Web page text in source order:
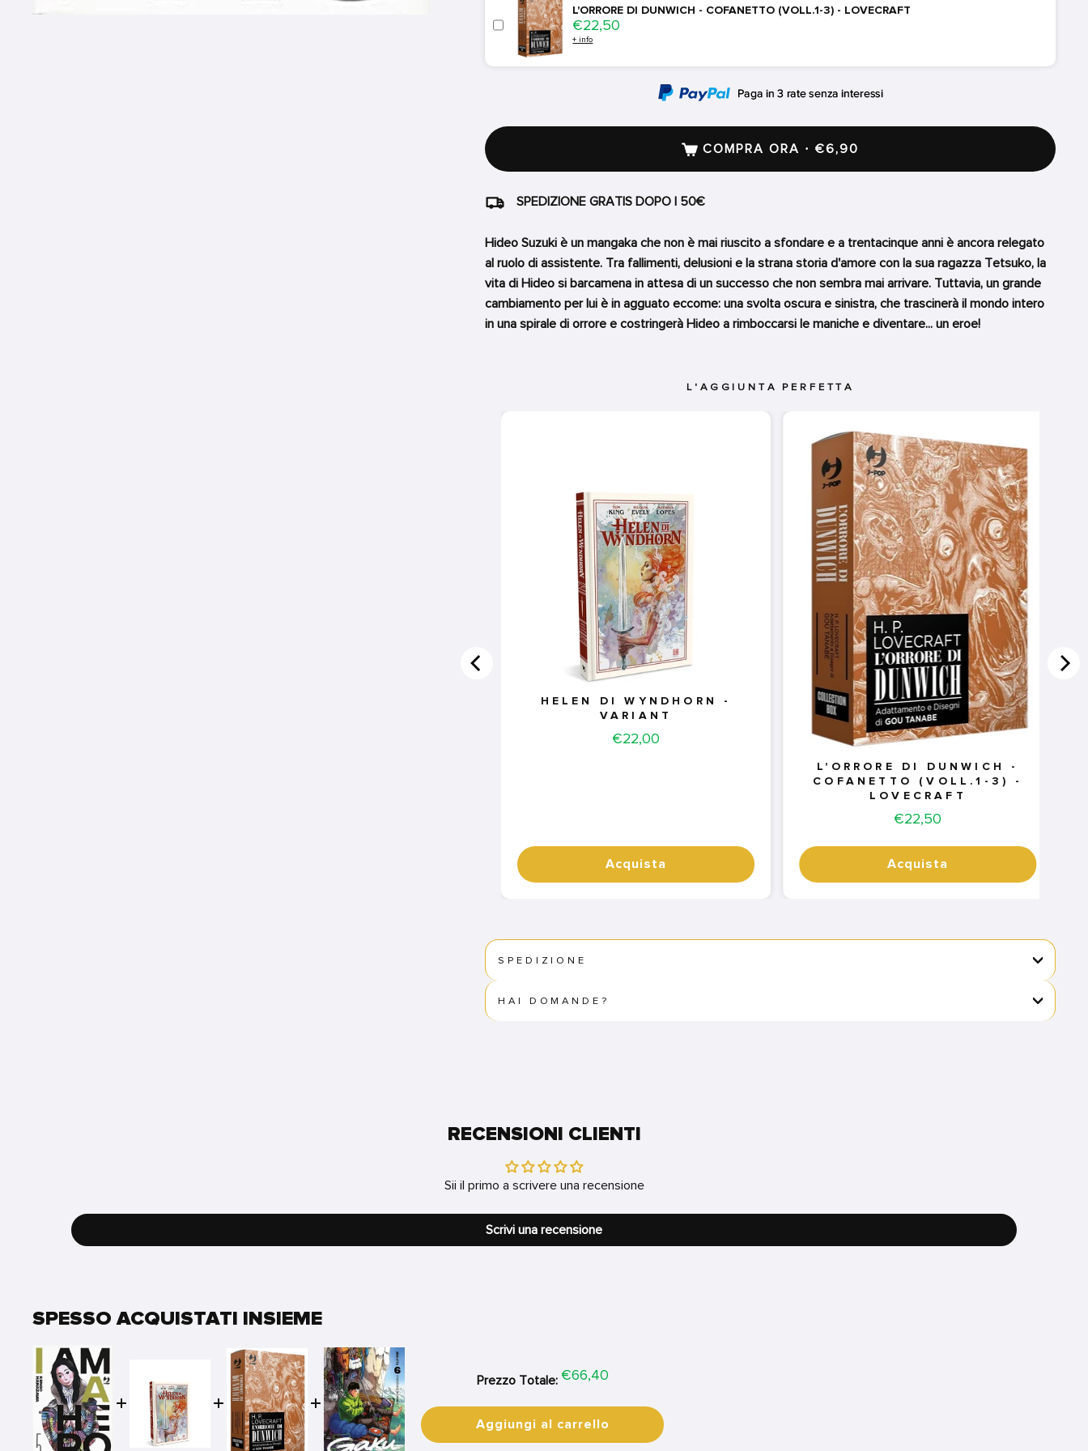
L'ORRORE DI DUNWICH - COFANETTO (VOLL.1-3) - LOVECRAFT
Price
€22,50
+ info
COMPRA ORA · €6,90
SPEDIZIONE GRATIS DOPO I 50€
Hideo Suzuki è un mangaka che non è mai riuscito a sfondare e a trentacinque anni è ancora relegato
al ruolo di assistente. Tra fallimenti, delusioni e la strana storia d'amore con la sua ragazza Tetsuko, la
vita di Hideo si barcamena in attesa di un successo che non sembra mai arrivare. Tuttavia, un grande
cambiamento per lui è in agguato eccome: una svolta oscura e sinistra, che trascinerà il mondo intero
in una spirale di orrore e costringerà Hideo a rimboccarsi le maniche e diventare... un eroe!
L'AGGIUNTA PERFETTA
HELEN DI WYNDHORN -
VARIANT
Price
€22,00
Acquista
L'ORRORE DI DUNWICH -
COFANETTO (VOLL.1-3) -
LOVECRAFT
Price
€22,50
Acquista
SPEDIZIONE
HAI DOMANDE?
RECENSIONI CLIENTI
Sii il primo a scrivere una recensione
Scrivi una recensione
SPESSO ACQUISTATI INSIEME
Prezzo Totale: Price
€66,40
Aggiungi al carrello